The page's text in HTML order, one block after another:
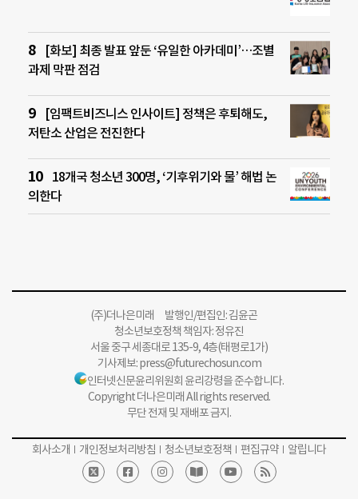
[화보] 최종 발표 앞둔 ‘유일한 아카데미’…조별
과제 막판 점검
[임팩트비즈니스 인사이트] 정책은 후퇴해도,
저탄소 산업은 전진한다
18개국 청소년 300명, ‘기후위기와 물’ 해법 논
의한다
(주)더나은미래 발행인/편집인: 김윤곤
청소년보호정책 책임자: 정유진
서울 중구 세종대로 135-9, 4층(태평로1가)
기사제보:press@futurechosun.com
인터넷신문윤리위원회 윤리강령을 준수합니다.
Copyright 더나은미래 All rights reserved.
무단 전재 및 재배포 금지.
회사소개 개인정보처리방침 청소년보호정책 편집규약 알립니다